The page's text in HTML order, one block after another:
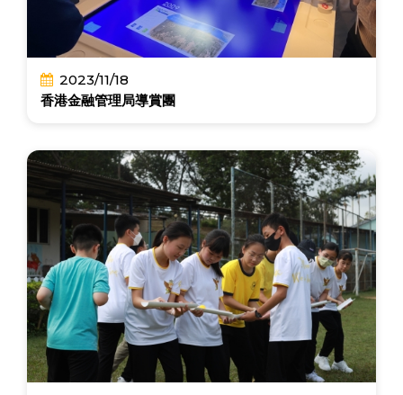
2023/11/18
香港金融管理局導賞團